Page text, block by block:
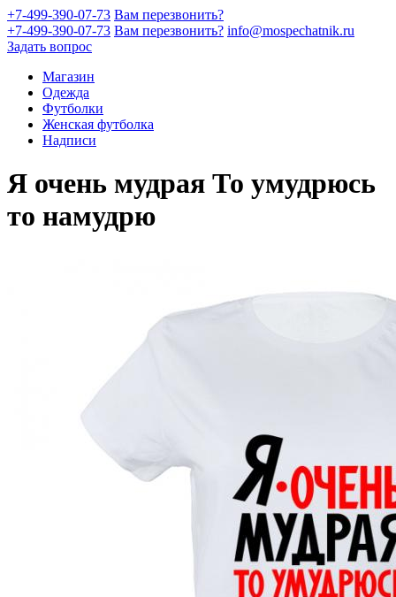
+7-499-390-07-73 Вам перезвонить?
+7-499-390-07-73 Вам перезвонить? info@mospechatnik.ru
Задать вопрос
Магазин
Одежда
Футболки
Женская футболка
Надписи
Я очень мудрая То умудрюсь
то намудрю